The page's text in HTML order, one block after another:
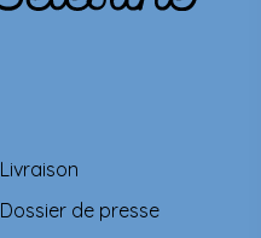
Livraison
Dossier de presse